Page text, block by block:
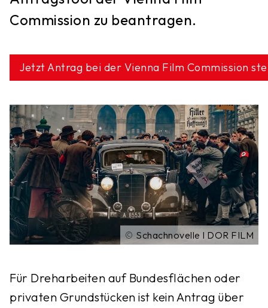
Commission zu beantragen.
Jetzt Antrag bei der Vienna Film Commission
© Schachnovelle I DOR FILM
Für Dreharbeiten auf Bundesflächen oder
privaten Grundstücken ist kein Antrag über